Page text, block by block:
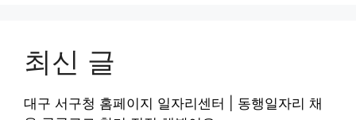
최신 글
대구 서구청 홈페이지 일자리센터 | 동행일자리 채